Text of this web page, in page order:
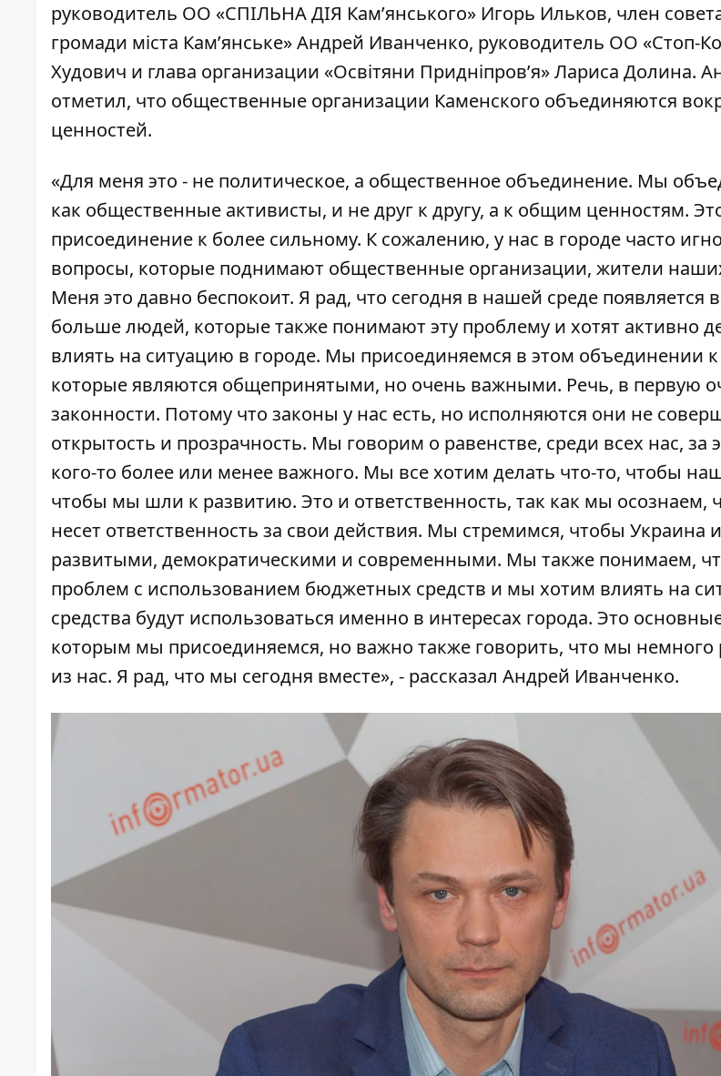
руководитель ОО «СПІЛЬНА ДІЯ Кам’янського» Игорь Ильков, член
громади міста Кам’янське» Андрей Иванченко, руководитель ОО «Стоп-
Худович и глава организации «Освітяни Придніпров’я» Лариса Долина.
отметил, что общественные организации Каменского объединяются
ценностей.
«Для меня это - не политическое, а общественное объединение. Мы
как общественные активисты, и не друг к другу, а к общим ценностям.
присоединение к более сильному. К сожалению, у нас в городе часто
вопросы, которые поднимают общественные организации, жители
Меня это давно беспокоит. Я рад, что сегодня в нашей среде появляется
больше людей, которые также понимают эту проблему и хотят активно
влиять на ситуацию в городе. Мы присоединяемся в этом объединении
которые являются общепринятыми, но очень важными. Речь, в первую
законности. Потому что законы у нас есть, но исполняются они не
открытость и прозрачность. Мы говорим о равенстве, среди всех нас, за
кого-то более или менее важного. Мы все хотим делать что-то, чтобы
чтобы мы шли к развитию. Это и ответственность, так как мы осознаем,
несет ответственность за свои действия. Мы стремимся, чтобы
развитыми, демократическими и современными. Мы также понимаем,
проблем с использованием бюджетных средств и мы хотим влиять на
средства будут использоваться именно в интересах города. Это
которым мы присоединяемся, но важно также говорить, что мы
из нас. Я рад, что мы сегодня вместе», - рассказал Андрей Иванченко.